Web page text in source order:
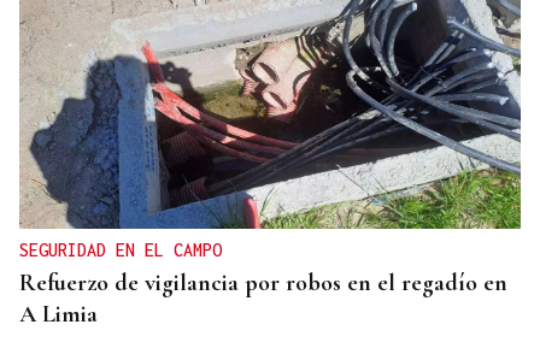
SEGURIDAD EN EL CAMPO
Refuerzo de vigilancia por robos en el regadío en
A Limia